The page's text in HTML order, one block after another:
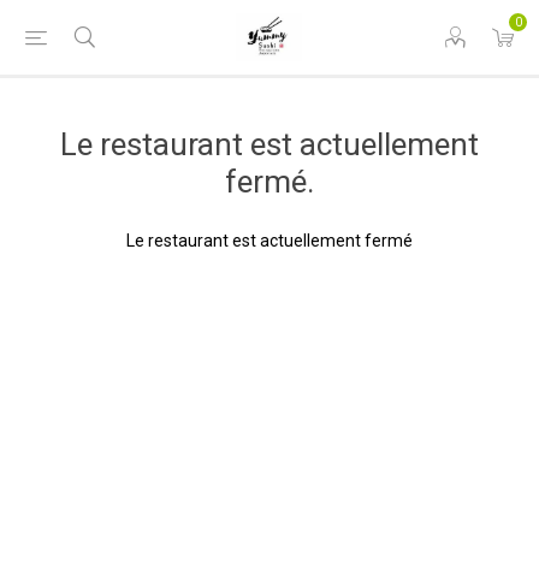
0
Le restaurant est actuellement
fermé.
Le restaurant est actuellement fermé